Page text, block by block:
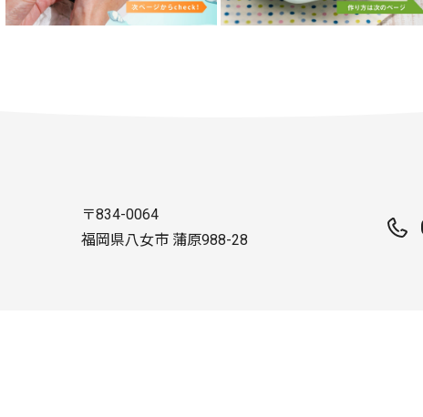
〒834-0064
福岡県八女市 蒲原988-28